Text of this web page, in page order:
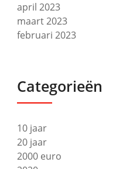
april 2023
maart 2023
februari 2023
Categorieën
10 jaar
20 jaar
2000 euro